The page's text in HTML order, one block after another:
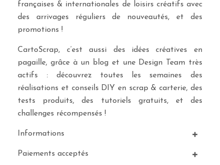
françaises & internationales de loisirs créatifs avec
des arrivages réguliers de nouveautés, et des
promotions !
CartoScrap, c’est aussi des idées créatives en
pagaille, grâce à un blog et une Design Team très
actifs : découvrez toutes les semaines des
réalisations et conseils DIY en scrap & carterie, des
tests produits, des tutoriels gratuits, et des
challenges récompensés !
Informations
Paiements acceptés